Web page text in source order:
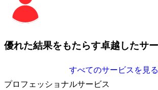
優れた結果をもたらす卓越したサ
すべてのサービスを見る
プロフェッショナルサービス